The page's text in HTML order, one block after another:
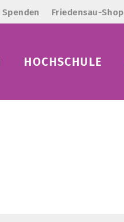
Spenden Friedensau-Shop
HOCHSCHULE